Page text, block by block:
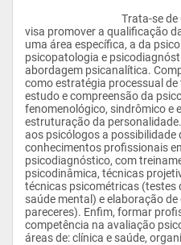
visa promover a qualificação
uma área específica, a da
psicopatologia e
abordagem psicanalítica.
como estratégia processual de
estudo e compreensão da
fenomenológico, sindrômico e
estruturação da
aos psicólogos a possibilidade
conhecimentos profissionais
psicodiagnóstico, com
psicodinâmica, técnicas
técnicas psicométricas (testes
saúde mental) e elaboração
pareceres). Enfim, formar
competência na avaliação
áreas de: clínica e saúde,